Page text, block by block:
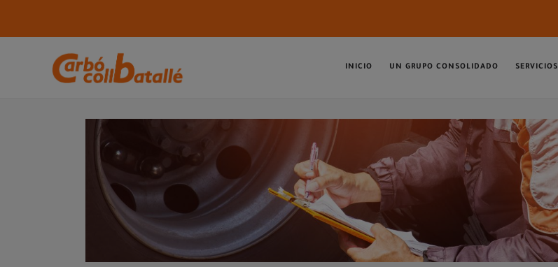
INICIO UN GRUPO CONSOLIDADO SERVICIOS